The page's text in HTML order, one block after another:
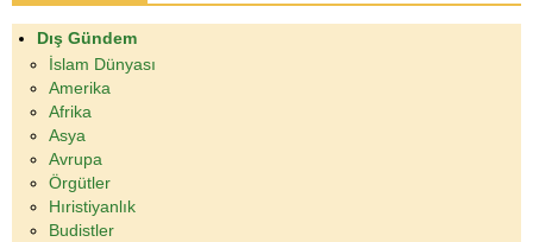
Dış Gündem
İslam Dünyası
Amerika
Afrika
Asya
Avrupa
Örgütler
Hıristiyanlık
Budistler